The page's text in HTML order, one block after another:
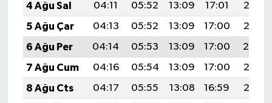
4 Ağu Sal
04:11 05:52 13:09 17:01
20:16
5 Ağu Çar
04:13 05:52 13:09 17:00
20:15
6 Ağu Per
04:14 05:53 13:09 17:00
20:14
7 Ağu Cum
04:16 05:54 13:09 17:00
20:13
8 Ağu Cts
04:17 05:55 13:08 16:59
20:12